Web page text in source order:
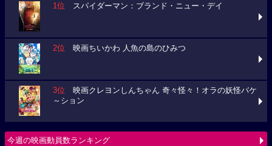
1位 スパイダーマン：ブランド・ニュー・デイ
2位 映画ちいかわ 人魚の島のひみつ
3位 映画クレヨンしんちゃん 奇々怪々！オラの妖怪バケ
～ション
今週の映画動員数ランキング